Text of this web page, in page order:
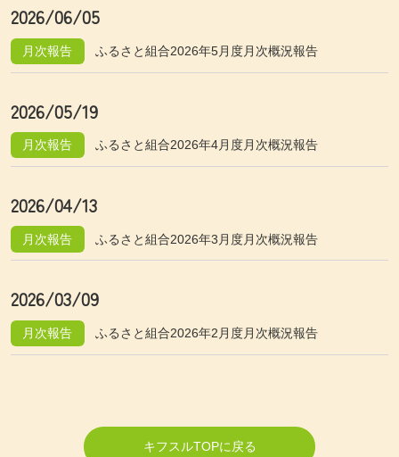
2026/06/05
月次報告 ふるさと組合2026年5月度月次概況報告
2026/05/19
月次報告 ふるさと組合2026年4月度月次概況報告
2026/04/13
月次報告 ふるさと組合2026年3月度月次概況報告
2026/03/09
月次報告 ふるさと組合2026年2月度月次概況報告
キフスルTOPに戻る